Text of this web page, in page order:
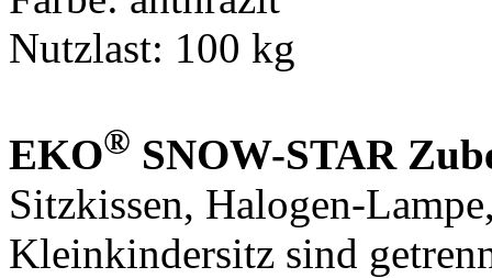
Nutzlast: 100 kg
EKO® SNOW-STAR
Sitzkissen, Halogen-
Kleinkindersitz sind